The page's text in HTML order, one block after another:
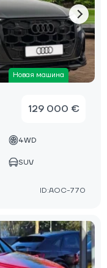
Новая машина
129 000 €
4WD
SUV
ID:AOC-770